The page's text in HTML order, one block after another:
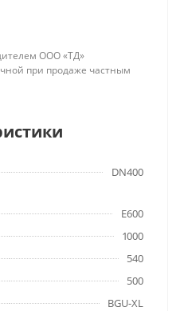
ООО «ТД»
при продаже частным
DN400
E600
1000
540
500
BGU-XL